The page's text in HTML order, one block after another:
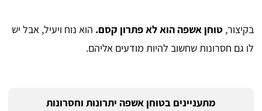
בקיצור, טוחן אשפה הוא לא פתרון קסם. הוא נוח ויעיל, אבל יש
לו גם חסרונות שחשוב להיות מודעים אליהם.
מתעניינים בטוחן אשפה יתרונות וחסרונות